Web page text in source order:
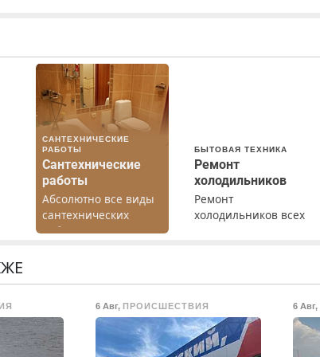
САНТЕХНИЧЕСКИЕ
РАБОТЫ
Сантехнические
работы
Абсолютно все виды
сантехнических
работ. Быстро.
БЫТОВАЯ ТЕХНИКА
Ремонт
холодильников
Ремонт
холодильников всех
районы. Скидка.
Вызов бесплатный.
6 Авг, ПРОИСШЕСТВИЯ 6 Авг,